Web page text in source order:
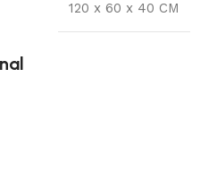
120 x 60 x 40 CM